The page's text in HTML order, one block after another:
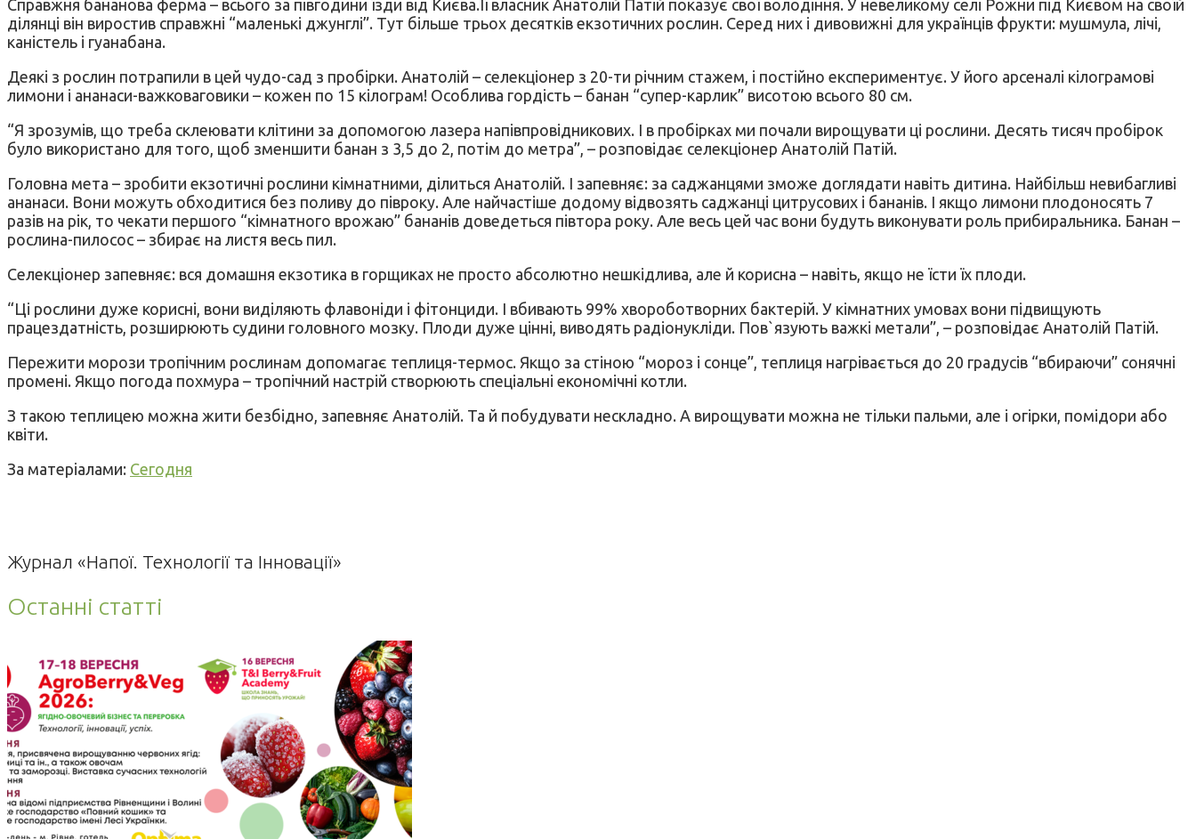
Справжня бананова ферма – всього за півгодини їзди від Києва.Її власник Анатолій Патій показує свої володіння. У невеликому селі Рожни під Києвом на своїй
ділянці він виростив справжні “маленькі джунглі”. Тут більше трьох десятків екзотичних рослин. Серед них і дивовижні для українців фрукти: мушмула, лічі,
каністель і гуанабана.
Деякі з рослин потрапили в цей чудо-сад з пробірки. Анатолій – селекціонер з 20-ти річним стажем, і постійно експериментує. У його арсеналі кілограмові
лимони і ананаси-важковаговики – кожен по 15 кілограм! Особлива гордість – банан “супер-карлик” висотою всього 80 см.
“Я зрозумів, що треба склеювати клітини за допомогою лазера напівпровідникових. І в пробірках ми почали вирощувати ці рослини. Десять тисяч пробірок
було використано для того, щоб зменшити банан з 3,5 до 2, потім до метра”, – розповідає селекціонер Анатолій Патій.
Головна мета – зробити екзотичні рослини кімнатними, ділиться Анатолій. І запевняє: за саджанцями зможе доглядати навіть дитина. Найбільш невибагливі
ананаси. Вони можуть обходитися без поливу до півроку. Але найчастіше додому відвозять саджанці цитрусових і бананів. І якщо лимони плодоносять 7
разів на рік, то чекати першого “кімнатного врожаю” бананів доведеться півтора року. Але весь цей час вони будуть виконувати роль прибиральника. Банан –
рослина-пилосос – збирає на листя весь пил.
Селекціонер запевняє: вся домашня екзотика в горщиках не просто абсолютно нешкідлива, але й корисна – навіть, якщо не їсти їх плоди.
“Ці рослини дуже корисні, вони виділяють флавоніди і фітонциди. І вбивають 99% хвороботворних бактерій. У кімнатних умовах вони підвищують
працездатність, розширюють судини головного мозку. Плоди дуже цінні, виводять радіонукліди. Пов`язують важкі метали”, – розповідає Анатолій Патій.
Пережити морози тропічним рослинам допомагає теплиця-термос. Якщо за стіною “мороз і сонце”, теплиця нагрівається до 20 градусів “вбираючи” сонячні
промені. Якщо погода похмура – тропічний настрій створюють спеціальні економічні котли.
З такою теплицею можна жити безбідно, запевняє Анатолій. Та й побудувати нескладно. А вирощувати можна не тільки пальми, але і огірки, помідори або
квіти.
За матеріалами: Сегодня
Журнал «Напої. Технології та Інновації»
Останні статті